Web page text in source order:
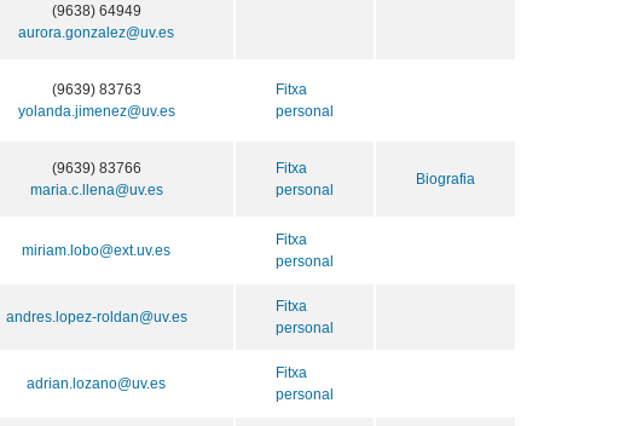
(9638) 64949
aurora.gonzalez@uv.es
(9639) 83763
yolanda.jimenez@uv.es
Fitxa
personal
(9639) 83766
maria.c.llena@uv.es
Fitxa
personal
Biografia
miriam.lobo@ext.uv.es
Fitxa
personal
andres.lopez-roldan@uv.es
Fitxa
personal
adrian.lozano@uv.es
Fitxa
personal